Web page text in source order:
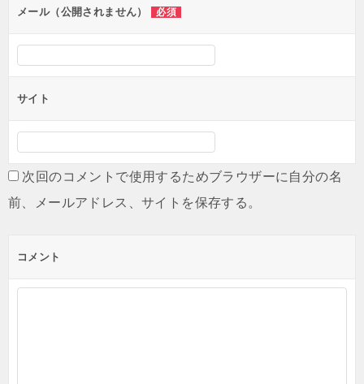
ンメール（公開されません） 必須
サイト
次回のコメントで使用するためブラウザーに自分の名
前、メールアドレス、サイトを保存する。
コメント